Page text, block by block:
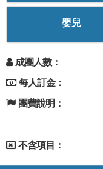
嬰兒
成團人數：
每人訂金：
團費說明：
不含項目：